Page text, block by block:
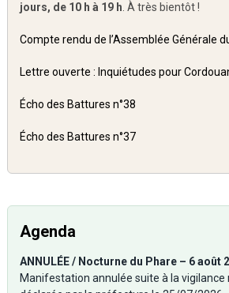
jours, de 10 h à 19 h . À très bientôt !
Compte rendu de l’Assemblée Générale
Lettre ouverte : Inquiétudes pour
Écho des Battures n°38
Écho des Battures n°37
Agenda
ANNULÉE / Nocturne du Phare – 6 août
Manifestation annulée suite à la vigilance